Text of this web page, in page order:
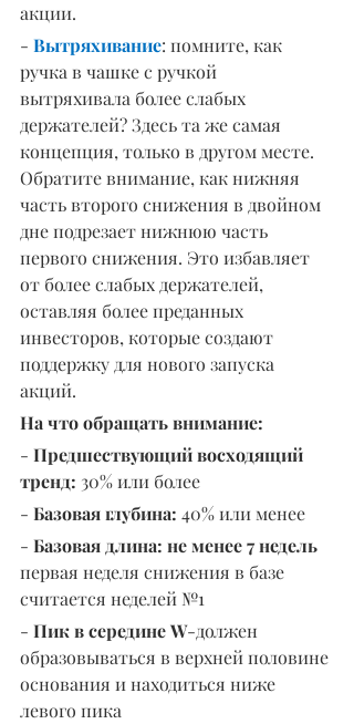
акции.
- Вытряхивание: помните, как
ручка в чашке с ручкой
вытряхивала более слабых
держателей? Здесь та же самая
концепция, только в другом месте.
Обратите внимание, как нижняя
часть второго снижения в двойном
дне подрезает нижнюю часть
первого снижения. Это избавляет
от более слабых держателей,
оставляя более преданных
инвесторов, которые создают
поддержку для нового запуска
акций.
На что обращать внимание:
- Предшествующий восходящий
тренд: 30% или более
- Базовая глубина: 40% или менее
- Базовая длина: не менее 7 недель
первая неделя снижения в базе
считается неделей №1
- Пик в середине W-должен
образовываться в верхней половине
основания и находиться ниже
левого пика